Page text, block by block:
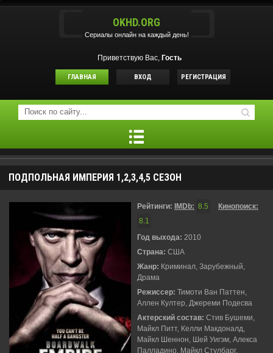
OKHD.ORG
Сериалы онлайн на каждый день!
Приветствую Вас, Гость
ГЛАВНАЯ ВХОД РЕГИСТРАЦИЯ
ПОДПОЛЬНАЯ ИМПЕРИЯ 1,2,3,4,5 СЕЗОН
Рейтинги: IMDb: 8.5
Кинопоиск:
8.1
Год выхода: 2010
Страна: США
Жанр: Криминал, Зарубежный,
Драма
Режиссер: Тимоти Ван Паттен,
Аллен Култер, Джереми Подесва
Актерский состав: Стив Бушеми,
Майкл Питт, Келли Макдоналд,
Майкл Шеннон, Шей Уигэм, Алекса
Палладино, Майкл Стулбарг,